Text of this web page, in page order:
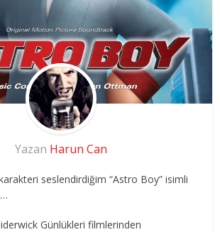
Yazan Harun Can
seslendirdiğim “Astro Boy” isimli
Günlükleri filmlerinden